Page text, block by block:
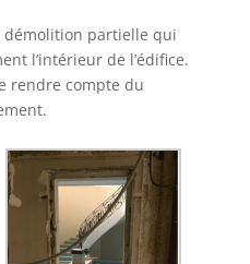
démolition partielle qui
l’intérieur de l’édifice.
rendre compte du